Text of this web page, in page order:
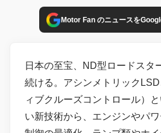
Motor Fan のニュースを
日本の至宝、ND型ロードスタ
続ける。アシンメトリック
ィブクルーズコントロール）
い新技術から、エンジンやパ